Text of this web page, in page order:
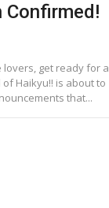
Confirmed!
get ready for a
Haikyu!! is about to
that...